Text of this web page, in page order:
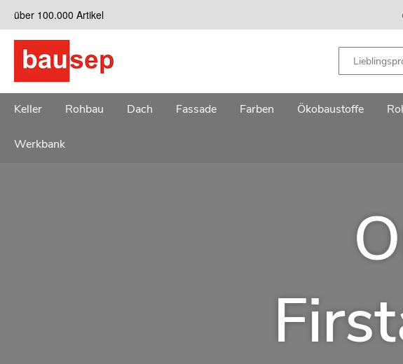
Zum
Inhalt
springen
über 100.000 Artikel
Keller Rohbau Dach Fassade Farben Ökobaustoffe
Werkbank